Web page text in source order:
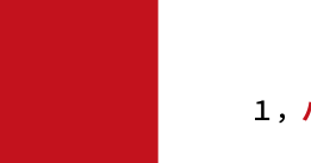
１，